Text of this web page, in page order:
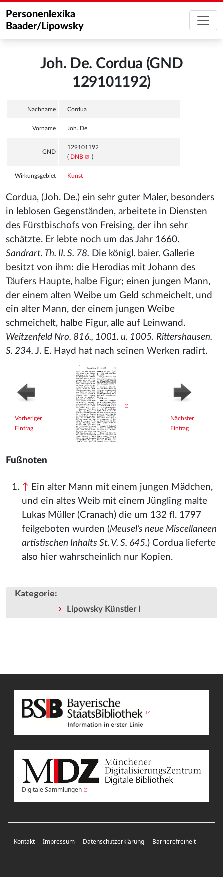
Personenlexika
Baader/Lipowsky
Joh. De. Cordua (GND
129101192)
Nachname Cordua
Vorname Joh. De.
GND
129101192
( DNB )
Wirkungsgebiet Kunst
Cordua, (Joh. De.) ein sehr guter Maler, besonders
in leblosen Gegenständen, arbeitete in Diensten
des Fürstbischofs von Freising, der ihn sehr
schätzte. Er lebte noch um das Jahr 1660.
Sandrart. Th. II. S. 78. Die königl. baier. Gallerie
besitzt von ihm: die Herodias mit Johann des
Täufers Haupte, halbe Figur; einen jungen Mann,
der einem alten Weibe um Geld schmeichelt, und
ein alter Mann, der einem jungen Weibe
schmeichelt, halbe Figur, alle auf Leinwand.
Weitzenfeld Nro. 816., 1001. u. 1005. Rittershausen.
S. 234. J. E. Hayd hat nach seinen Werken radirt.
Vorheriger
Eintrag
Nächster
Eintrag
Fußnoten
↑ Ein alter Mann mit einem jungen Mädchen,
und ein altes Weib mit einem Jüngling malte
Lukas Müller (Cranach) die um 132 fl. 1797
feilgeboten wurden (Meusel’s neue Miscellaneen
artistischen Inhalts St. V. S. 645.) Cordua lieferte
also hier wahrscheinlich nur Kopien.
Kategorie:
Lipowsky Künstler I
Digitale Sammlungen
Kontakt Impressum Datenschutzerklärung Barrierefreiheit